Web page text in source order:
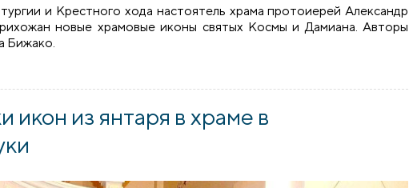
и Крестного хода настоятель храма протоиерей Александр
новые храмовые иконы святых Космы и Дамиана. Авторы
Бижако.
икон из янтаря в храме в